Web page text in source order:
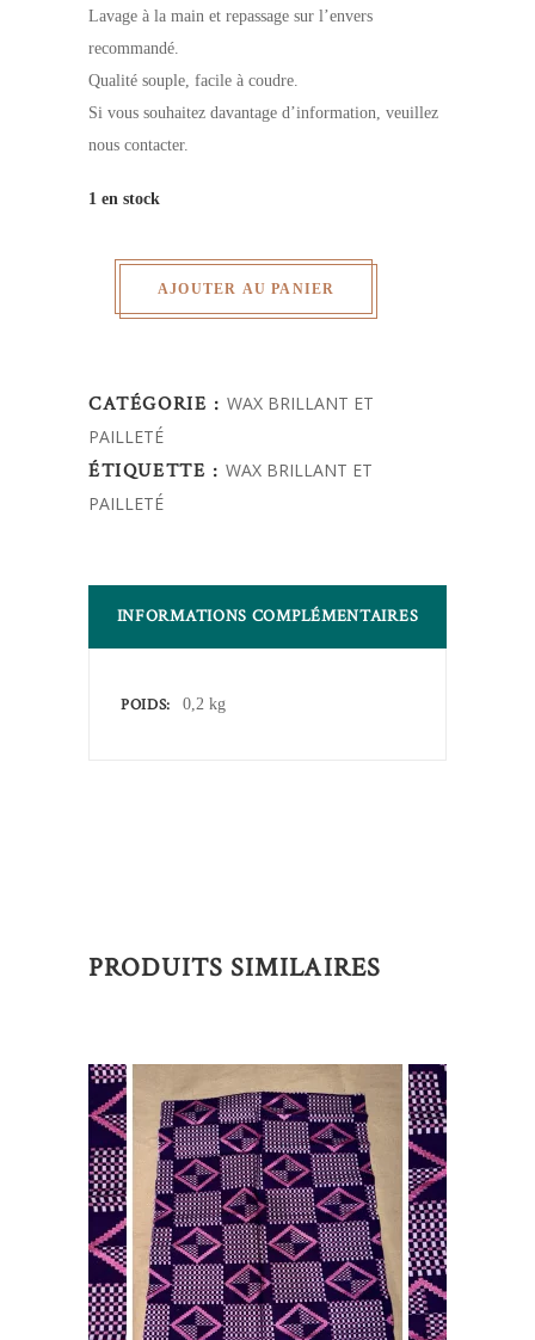
Lavage à la main et repassage sur l’envers
recommandé.
Qualité souple, facile à coudre.
Si vous souhaitez davantage d’information, veuillez
nous contacter.
1 en stock
AJOUTER AU PANIER
CATÉGORIE :WAX BRILLANT ET
PAILLETÉ
ÉTIQUETTE :WAX BRILLANT ET
PAILLETÉ
INFORMATIONS COMPLÉMENTAIRES
POIDS 0,2 kg
PRODUITS SIMILAIRES
AJOUTER AU PANIER